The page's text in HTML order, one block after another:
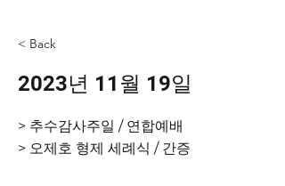
< Back
2023년 11월 19일
> 추수감사주일 / 연합예배
> 오제호 형제 세례식 / 간증